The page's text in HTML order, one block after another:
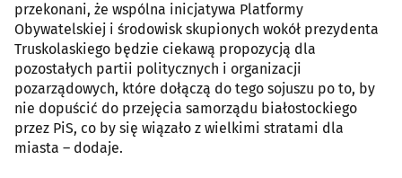
przekonani, że wspólna inicjatywa Platformy
Obywatelskiej i środowisk skupionych wokół prezydenta
Truskolaskiego będzie ciekawą propozycją dla
pozostałych partii politycznych i organizacji
pozarządowych, które dołączą do tego sojuszu po to, by
nie dopuścić do przejęcia samorządu białostockiego
przez PiS, co by się wiązało z wielkimi stratami dla
miasta – dodaje.